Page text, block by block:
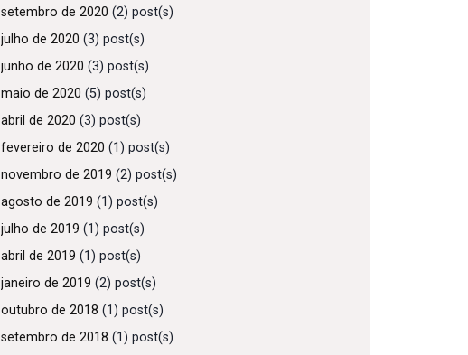
setembro de 2020 (2) post(s)
julho de 2020 (3) post(s)
junho de 2020 (3) post(s)
maio de 2020 (5) post(s)
abril de 2020 (3) post(s)
fevereiro de 2020 (1) post(s)
novembro de 2019 (2) post(s)
agosto de 2019 (1) post(s)
julho de 2019 (1) post(s)
abril de 2019 (1) post(s)
janeiro de 2019 (2) post(s)
outubro de 2018 (1) post(s)
setembro de 2018 (1) post(s)